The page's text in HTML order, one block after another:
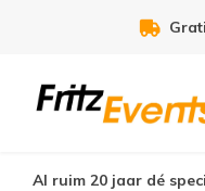
Voor
Al ruim 20 jaar dé